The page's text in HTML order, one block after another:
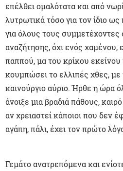
επέλθει ομαλότατα και από
λυτρωτικά τόσο για τον ίδιο
για όλους τους συμμετέχοντες
αναζήτησης, όχι ενός χαμένου,
παππού, μα του κρίκου εκείνου
κουμπώσει το ελλιπές χθες,
καινούργιο αύριο. Ήρθε η ώρα
άνοιξε μια βραδιά πάθους,
αν χρειαστεί κάποιοι που δεν
αγάπη, πάλι, έχει τον πρώτο
Γεμάτο ανατρεπόμενα και